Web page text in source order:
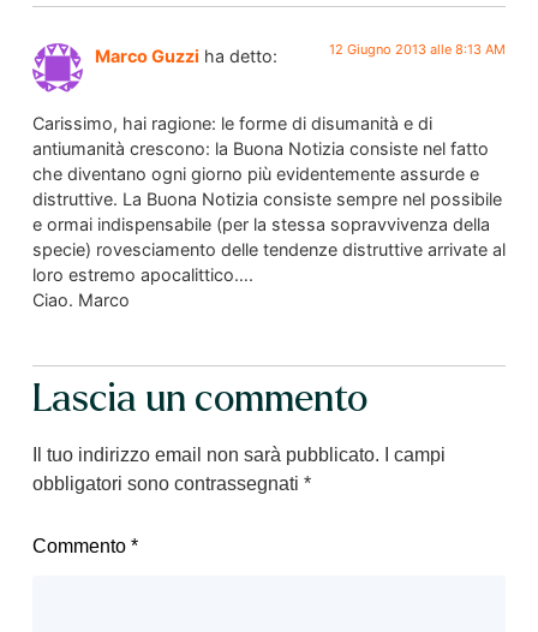
Marco Guzzi ha detto: 12 Giugno 2013 alle 8:13 AM
Carissimo, hai ragione: le forme di disumanità e di
antiumanità crescono: la Buona Notizia consiste nel fatto
che diventano ogni giorno più evidentemente assurde e
distruttive. La Buona Notizia consiste sempre nel possibile
e ormai indispensabile (per la stessa sopravvivenza della
specie) rovesciamento delle tendenze distruttive arrivate al
loro estremo apocalittico….
Ciao. Marco
Lascia un commento
Il tuo indirizzo email non sarà pubblicato.
I campi
obbligatori sono contrassegnati *
Commento *